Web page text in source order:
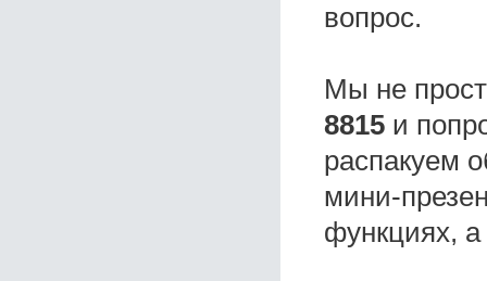
вопрос.
Мы не
8815 и
распакуем
мини-
функциях,